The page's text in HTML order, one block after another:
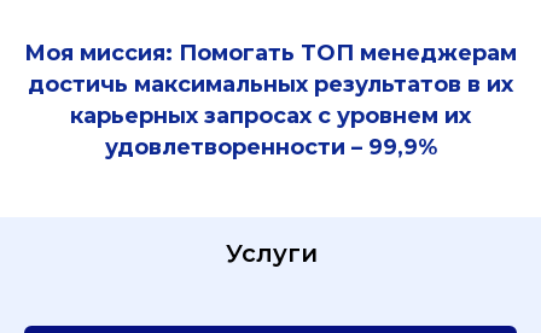
Моя миссия: Помогать ТОП менеджерам
достичь максимальных результатов в их
карьерных запросах с уровнем их
удовлетворенности – 99,9%
Услуги